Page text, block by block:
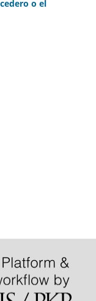
o el